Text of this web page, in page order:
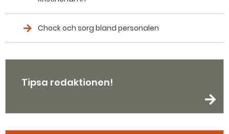
Chock och sorg bland personalen
Tipsa redaktionen!